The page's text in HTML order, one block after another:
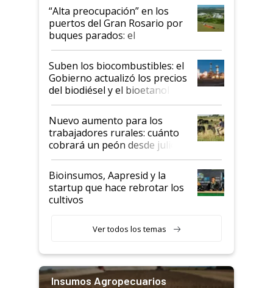
“Alta preocupación” en los
puertos del Gran Rosario por
buques parados: el
funcionamiento de las
exportadoras en tensión tras
la medida de fuerza de los
prácticos
Suben los biocombustibles: el
Gobierno actualizó los precios
del biodiésel y el bioetanol
Nuevo aumento para los
trabajadores rurales: cuánto
cobrará un peón desde julio
Bioinsumos, Aapresid y la
startup que hace rebrotar los
cultivos
Ver todos los temas
Insumos Agropecuarios